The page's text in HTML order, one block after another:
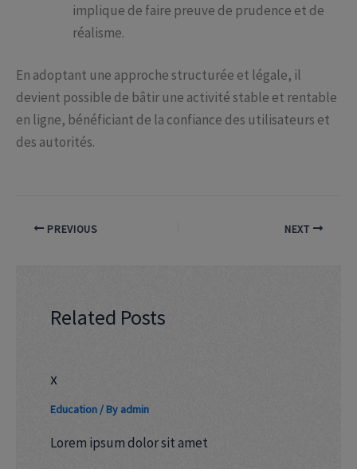
implique de faire preuve de prudence et de
réalisme.
En adoptant une approche structurée et légale, il
devient possible de bâtir une activité stable et rentable
en ligne, bénéficiant de la confiance des utilisateurs et
des autorités.
PREVIOUS NEXT
Related Posts
x
Education/ By admin
Lorem ipsum dolor sit amet